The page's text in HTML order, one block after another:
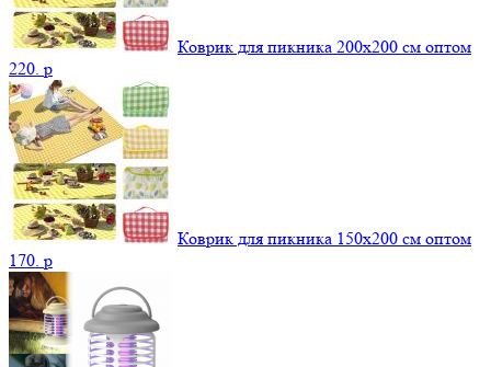
Коврик для пикника 200х200 см оптом
220. p
Коврик для пикника 150х200 см оптом
170. p